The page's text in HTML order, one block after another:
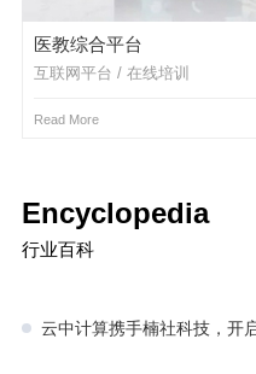
医教综合平台
互联网平台 / 在线培训
Read More
Encyclopedia
行业百科
云中计算携手楠社科技，开启多